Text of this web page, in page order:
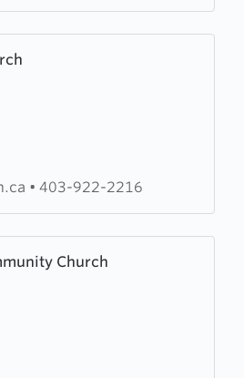
• 403-922-2216
Church